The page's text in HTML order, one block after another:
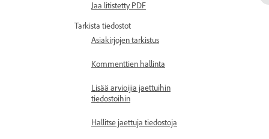
Jaa litistetty PDF
Tarkista tiedostot
Asiakirjojen tarkistus
Kommenttien hallinta
Lisää arvioijia jaettuihin
tiedostoihin
Hallitse jaettuja tiedostoja